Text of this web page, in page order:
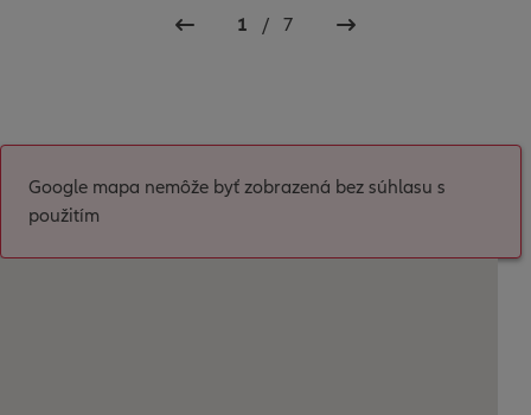
1 / 7
Google mapa nemôže byť zobrazená bez súhlasu s
použitím